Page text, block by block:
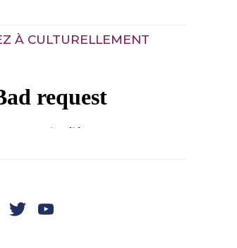
À CULTURELLEMENT
Instagram
Twitter